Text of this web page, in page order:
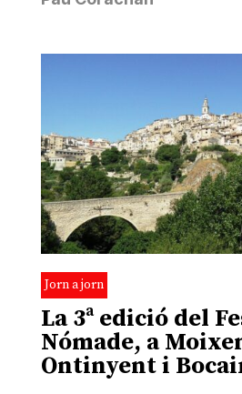
Jorn a jorn
La 3ª edició del
Nómade, a
Ontinyent i